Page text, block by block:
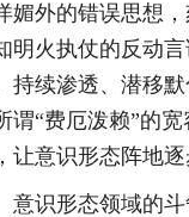
媚外的错误思想
明火执仗的反动
持续渗透、潜移
谓“费厄泼赖”的
让意识形态阵地
意识形态领域的